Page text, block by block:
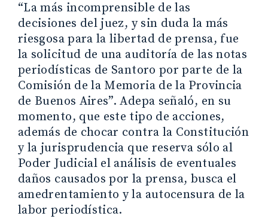
“La más incomprensible de las
decisiones del juez, y sin duda la más
riesgosa para la libertad de prensa, fue
la solicitud de una auditoría de las notas
periodísticas de Santoro por parte de la
Comisión de la Memoria de la Provincia
de Buenos Aires”. Adepa señaló, en su
momento, que este tipo de acciones,
además de chocar contra la Constitución
y la jurisprudencia que reserva sólo al
Poder Judicial el análisis de eventuales
daños causados por la prensa, busca el
amedrentamiento y la autocensura de la
labor periodística.